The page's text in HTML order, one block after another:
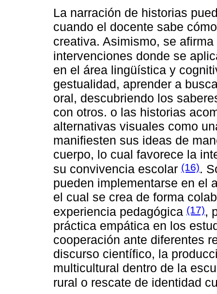
La narración de historias
cuando el docente sabe
creativa. Asimismo, se afirma
intervenciones donde se
en el área lingüística y
gestualidad, aprender a
oral, descubriendo los
con otros. o las historias
alternativas visuales como
manifiesten sus ideas de
cuerpo, lo cual favorece la
su convivencia escolar (16).
pueden implementarse en el
el cual se crea de forma
experiencia pedagógica (17),
práctica empática en los
cooperación ante diferentes
discurso científico, la
multicultural dentro de la
rural o rescate de identidad